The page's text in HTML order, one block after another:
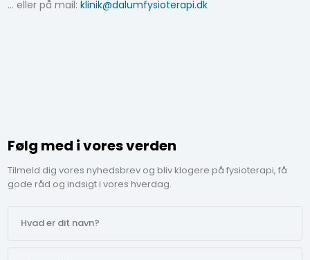
... eller på mail: klinik@dalumfysioterapi.dk
Følg med i vores verden
Tilmeld dig vores nyhedsbrev og bliv klogere på fysioterapi, få
gode råd og indsigt i vores hverdag.